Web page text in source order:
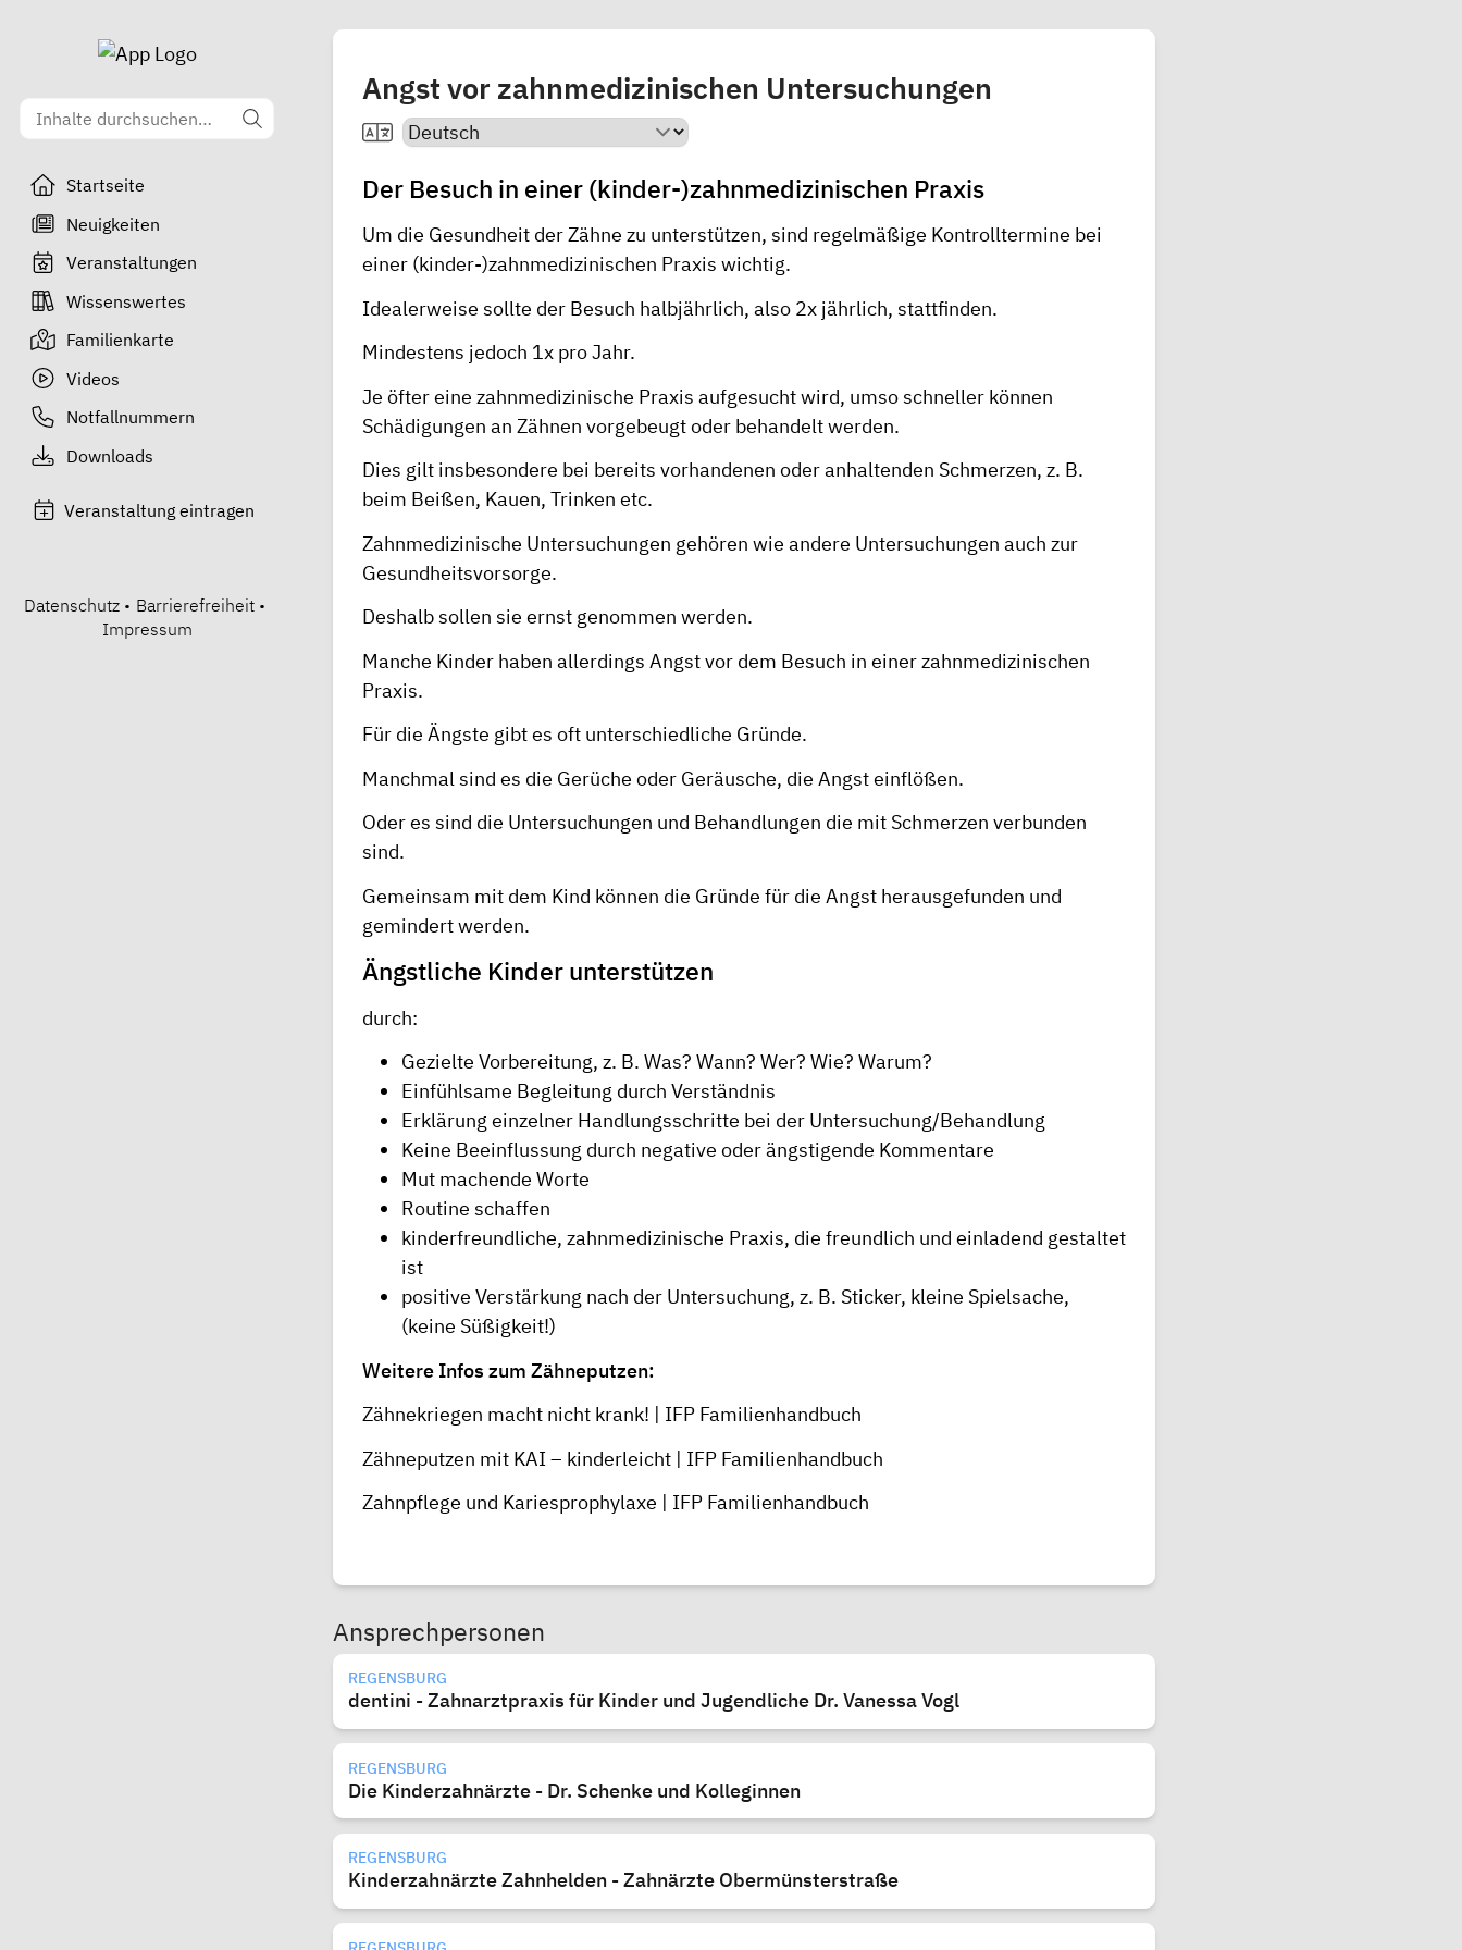
Startseite
Neuigkeiten
Veranstaltungen
Wissenswertes
Familienkarte
Videos
Notfallnummern
Downloads
Veranstaltung eintragen
Datenschutz • Barrierefreiheit •
Impressum
Angst vor zahnmedizinischen Untersuchungen
Der Besuch in einer (kinder-)zahnmedizinischen Praxis
Um die Gesundheit der Zähne zu unterstützen, sind regelmäßige Kontrolltermine bei
einer (kinder-)zahnmedizinischen Praxis wichtig.
Idealerweise sollte der Besuch halbjährlich, also 2x jährlich, stattfinden.
Mindestens jedoch 1x pro Jahr.
Je öfter eine zahnmedizinische Praxis aufgesucht wird, umso schneller können
Schädigungen an Zähnen vorgebeugt oder behandelt werden.
Dies gilt insbesondere bei bereits vorhandenen oder anhaltenden Schmerzen, z. B.
beim Beißen, Kauen, Trinken etc.
Zahnmedizinische Untersuchungen gehören wie andere Untersuchungen auch zur
Gesundheitsvorsorge.
Deshalb sollen sie ernst genommen werden.
Manche Kinder haben allerdings Angst vor dem Besuch in einer zahnmedizinischen
Praxis.
Für die Ängste gibt es oft unterschiedliche Gründe.
Manchmal sind es die Gerüche oder Geräusche, die Angst einflößen.
Oder es sind die Untersuchungen und Behandlungen die mit Schmerzen verbunden
sind.
Gemeinsam mit dem Kind können die Gründe für die Angst herausgefunden und
gemindert werden.
Ängstliche Kinder unterstützen
durch:
Gezielte Vorbereitung, z. B. Was? Wann? Wer? Wie? Warum?
Einfühlsame Begleitung durch Verständnis
Erklärung einzelner Handlungsschritte bei der Untersuchung/Behandlung
Keine Beeinflussung durch negative oder ängstigende Kommentare
Mut machende Worte
Routine schaffen
kinderfreundliche, zahnmedizinische Praxis, die freundlich und einladend gestaltet
ist
positive Verstärkung nach der Untersuchung, z. B. Sticker, kleine Spielsache,
(keine Süßigkeit!)
Weitere Infos zum Zähneputzen:
Zähnekriegen macht nicht krank! | IFP Familienhandbuch
Zähneputzen mit KAI – kinderleicht | IFP Familienhandbuch
Zahnpflege und Kariesprophylaxe | IFP Familienhandbuch
Ansprechpersonen
REGENSBURG
dentini - Zahnarztpraxis für Kinder und Jugendliche Dr. Vanessa Vogl
REGENSBURG
Die Kinderzahnärzte - Dr. Schenke und Kolleginnen
REGENSBURG
Kinderzahnärzte Zahnhelden - Zahnärzte Obermünsterstraße